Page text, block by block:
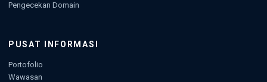
Pengecekan Domain
PUSAT INFORMASI
Portofolio
Wawasan